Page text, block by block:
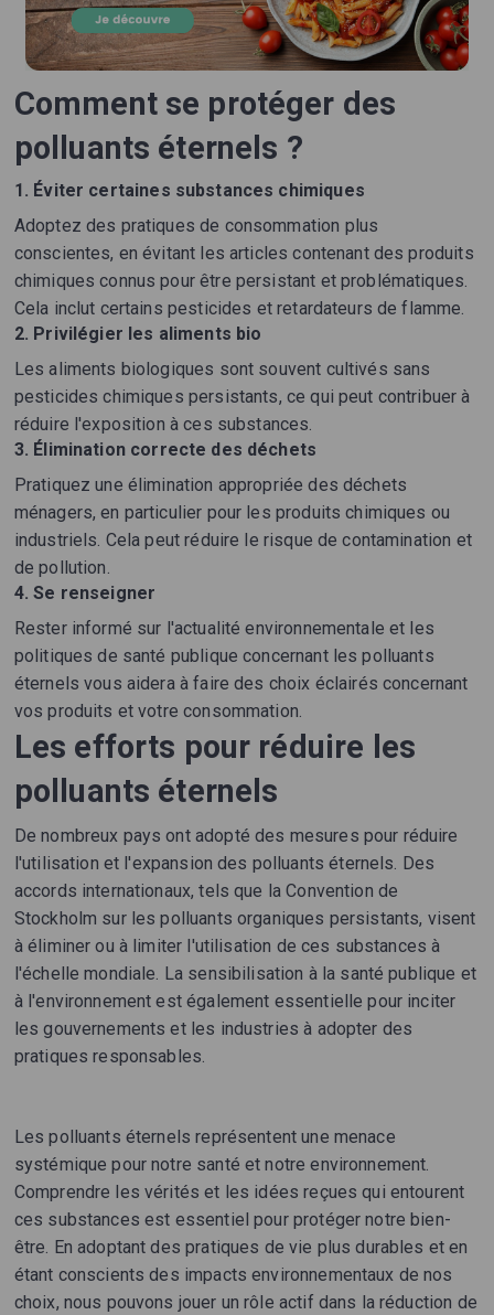
Comment se protéger des
polluants éternels ?
1. Éviter certaines substances chimiques
Adoptez des pratiques de consommation plus
conscientes, en évitant les articles contenant des produits
chimiques connus pour être persistant et problématiques.
Cela inclut certains pesticides et retardateurs de flamme.
2. Privilégier les aliments bio
Les aliments biologiques sont souvent cultivés sans
pesticides chimiques persistants, ce qui peut contribuer à
réduire l'exposition à ces substances.
3. Élimination correcte des déchets
Pratiquez une élimination appropriée des déchets
ménagers, en particulier pour les produits chimiques ou
industriels. Cela peut réduire le risque de contamination et
de pollution.
4.Se renseigner
Rester informé sur l'actualité environnementale et les
politiques de santé publique concernant les polluants
éternels vous aidera à faire des choix éclairés concernant
vos produits et votre consommation.
Les efforts pour réduire les
polluants éternels
De nombreux pays ont adopté des mesures pour réduire
l'utilisation et l'expansion des polluants éternels. Des
accords internationaux, tels que la Convention de
Stockholm sur les polluants organiques persistants, visent
à éliminer ou à limiter l'utilisation de ces substances à
l'échelle mondiale. La sensibilisation à la santé publique et
à l'environnement est également essentielle pour inciter
les gouvernements et les industries à adopter des
pratiques responsables.
Les polluants éternels représentent une menace
systémique pour notre santé et notre environnement.
Comprendre les vérités et les idées reçues qui entourent
ces substances est essentiel pour protéger notre bien-
être. En adoptant des pratiques de vie plus durables et en
étant conscients des impacts environnementaux de nos
choix, nous pouvons jouer un rôle actif dans la réduction de